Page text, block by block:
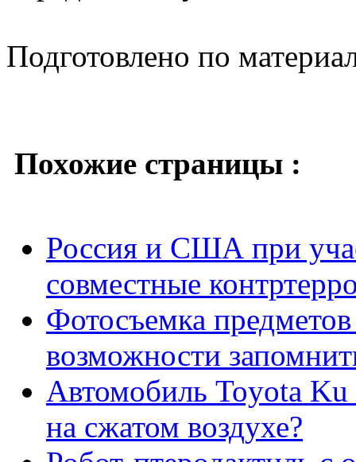
Подготовлено по
Похожие страницы :
Россия и США при
совместные
Фотосъемка
возможности
Автомобиль Toyota
на сжатом воздухе?